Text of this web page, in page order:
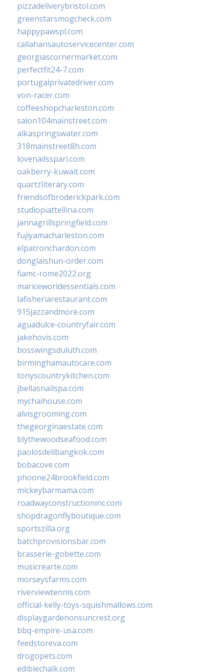
pizzadeliverybristol.com
greenstarsmogcheck.com
happypawspl.com
callahansautoservicecenter.com
georgiascornermarket.com
perfectfit24-7.com
portugalprivatedriver.com
von-racer.com
coffeeshopcharleston.com
salon104mainstreet.com
alkaspringswater.com
318mainstreet8h.com
lovenailsspari.com
oakberry-kuwait.com
quartzliterary.com
friendsofbroderickpark.com
studiopiattellina.com
jannagrillspringfield.com
fujiyamacharleston.com
elpatronchardon.com
donglaishun-order.com
fiamc-rome2022.org
mariceworldessentials.com
lafisheriarestaurant.com
915jazzandmore.com
aguadulce-countryfair.com
jakehovis.com
bosswingsduluth.com
birminghamautocare.com
tonyscountrykitchen.com
jbellasnailspa.com
mychaihouse.com
alvisgrooming.com
thegeorginaestate.com
blythewoodseafood.com
paolosdelibangkok.com
bobacove.com
phoone24brookfield.com
mickeybarmama.com
roadwayconstructioninc.com
shopdragonflyboutique.com
sportszilla.org
batchprovisionsbar.com
brasserie-gobette.com
musicrearte.com
morseysfarms.com
riverviewtennis.com
official-kelly-toys-squishmallows.com
displaygardenonsuncrest.org
bbq-empire-usa.com
feedstoreva.com
drogopets.com
ediblechalk.com